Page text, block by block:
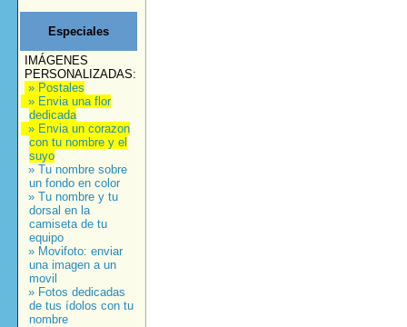
Especiales
IMÁGENES
PERSONALIZADAS:
» Postales
» Envia una flor
dedicada
» Envia un corazon
con tu nombre y el
suyo
» Tu nombre sobre
un fondo en color
» Tu nombre y tu
dorsal en la
camiseta de tu
equipo
» Movifoto: enviar
una imagen a un
movil
» Fotos dedicadas
de tus ídolos con tu
nombre